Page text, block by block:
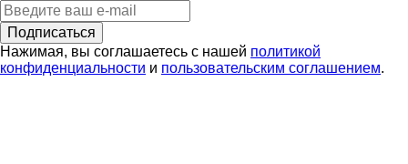
Подписаться
Нажимая, вы соглашаетесь с нашей политикой
конфиденциальности и пользовательским соглашением.